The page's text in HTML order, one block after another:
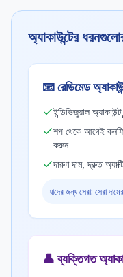
অ্যাকাউন্টের
📧রেডিমেড
ইন্ডিভিজুয়াল
শপ থেকে আগেই
করুন
দারুণ দাম, দ্রুত
যাদের জন্য সেরা: সেরা
👤ব্যক্তিগত